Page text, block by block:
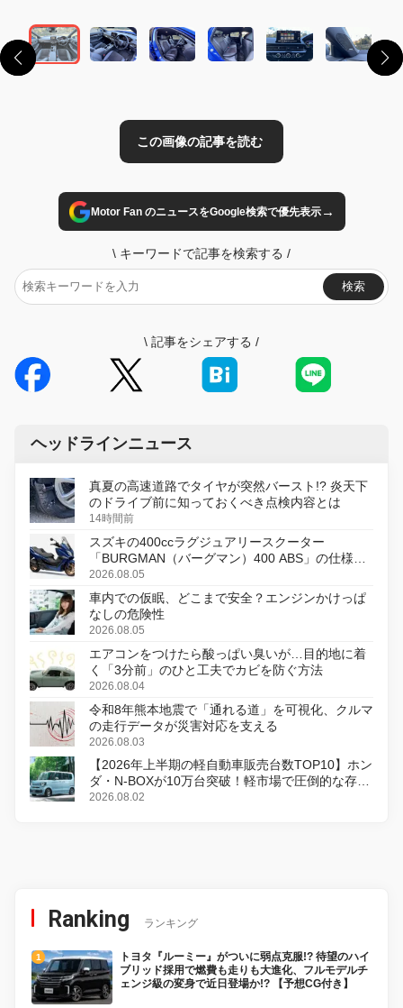
Motor Fan のニュースをGoogle検索で優先表示→
\ キーワードで記事を検索する /
検索
\ 記事をシェアする /
ヘッドラインニュース
真夏の高速道路でタイヤが突然バースト!? 炎天下
のドライブ前に知っておくべき点検内容とは
14時間前
スズキの400ccラグジュアリースクーター
「BURGMAN（バーグマン）400 ABS」の仕様を
変更し、8月18日に発売
2026.08.05
車内での仮眠、どこまで安全？エンジンかけっぱ
なしの危険性
2026.08.05
エアコンをつけたら酸っぱい臭いが…目的地に着
く「3分前」のひと工夫でカビを防ぐ方法
2026.08.04
令和8年熊本地震で「通れる道」を可視化、クルマ
の走行データが災害対応を支える
2026.08.03
【2026年上半期の軽自動車販売台数TOP10】ホン
ダ・N-BOXが10万台突破！軽市場で圧倒的な存在
感
2026.08.02
Ranking ランキング
トヨタ『ルーミー』がついに弱点克服!? 待望のハイ
ブリッド採用で燃費も走りも大進化、フルモデルチ
ェンジ級の変身で近日登場か!? 【予想CG付き】